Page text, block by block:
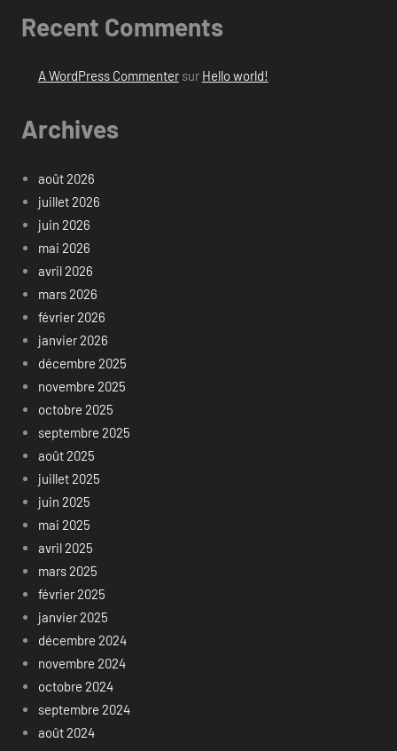
Recent Comments
A WordPress Commentersur Hello world!
Archives
août 2026
juillet 2026
juin 2026
mai 2026
avril 2026
mars 2026
février 2026
janvier 2026
décembre 2025
novembre 2025
octobre 2025
septembre 2025
août 2025
juillet 2025
juin 2025
mai 2025
avril 2025
mars 2025
février 2025
janvier 2025
décembre 2024
novembre 2024
octobre 2024
septembre 2024
août 2024